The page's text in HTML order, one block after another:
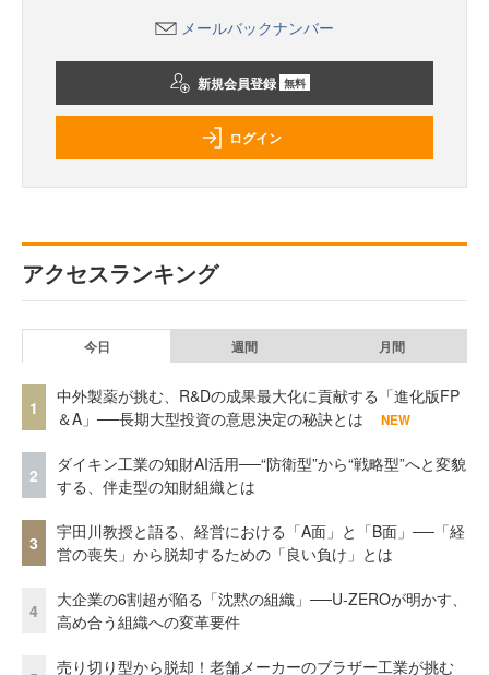
メールバックナンバー
新規会員登録 無料
ログイン
アクセスランキング
今日 週間 月間
1
中外製薬が挑む、R&Dの成果最大化に貢献する「進化版FP
＆A」──長期大型投資の意思決定の秘訣とは
NEW
2
ダイキン工業の知財AI活用──“防衛型”から“戦略型”へと変貌
する、伴走型の知財組織とは
3
宇田川教授と語る、経営における「A面」と「B面」──「経
営の喪失」から脱却するための「良い負け」とは
4
大企業の6割超が陥る「沈黙の組織」──U-ZEROが明かす、
高め合う組織への変革要件
売り切り型から脱却！老舗メーカーのブラザー工業が挑む